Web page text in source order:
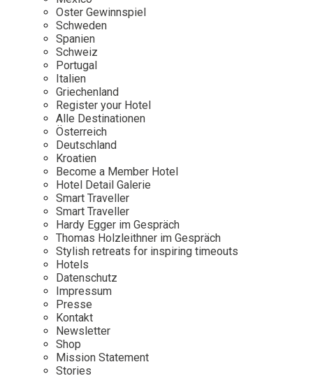
Mexico
Niederlande
Österreich
Portugal
Schweden
Spanien
Schweiz
Persönlichkeiten
Our Story
Career
Kontakt
Impressum
Oster Gewinnspiel
Schweden
Spanien
Schweiz
Portugal
Italien
Griechenland
Register your Hotel
Alle Destinationen
Österreich
Deutschland
Kroatien
Become a Member Hotel
Hotel Detail Galerie
Smart Traveller
Smart Traveller
Hardy Egger im Gespräch
Thomas Holzleithner im Gespräch
Stylish retreats for inspiring timeouts
Hotels
Datenschutz
Impressum
Presse
Kontakt
Newsletter
Shop
Mission Statement
Stories